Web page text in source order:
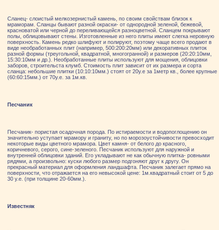
Сланец- слоистый мелкозернистый камень, по своим свойствам близок к
мраморам. Сланцы бывают разной окраски- от однородной зеленой, бежевой,
красноватой или черной до переливающейся разноцветной. Сланцем покрывают
полы, облицовывают стены. Изготовленные из него плиты имеют слегка неровную
поверхность. Камень редко шлифуют и полируют, поэтому чаще всего продают в
виде необработанных плит (например, 500:200:20мм) или декоративных плиток
разной формы (треугольной, квадратной, многогранной) и размеров (20:20:10мм,
15:30:10мм и др.). Необработанные плиты используют для мощения, облицовки
заборов, строительста клумб. Стоимость плит зависит от их размера и сорта
сланца: небольшие плитки (10:10:10мм.) стоят от 20у.е за 1метр кв., более крупные
(60:60:15мм.) от 70у.е. за 1м.кв.
Песчаник
Песчаник- пористая осадочная порода. По истираемости и водопоглощению он
значительно уступает мрамору и граниту, но по морозоустойчивости превосходит
некоторые виды цветного мрамора. Цвет камня- от белого до красного,
коричневого, серого, сине-зеленого. Песчаник используют для наружной и
внутренней облицовки зданий. Его укладывают не как обычную плитка- ровными
рядями, а произвольно: куски любого размер подгоняют друг к другу. Он
прекрасный материал для оформления ландшафта. Песчаник залегает прямо на
поверхности, что отражается на его невысокой цене: 1м.квадратный стоит от 5 до
30 у.е. (при толщине 20-60мм.).
Известняк